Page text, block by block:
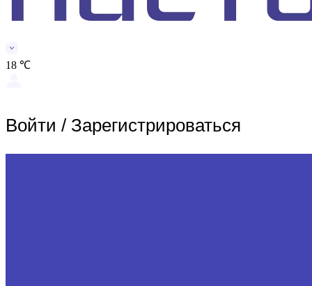
18 ℃
Войти / Зарегистрироваться